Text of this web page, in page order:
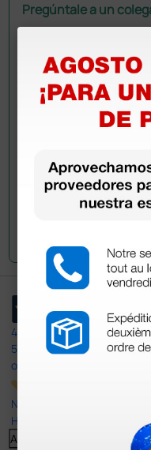
Pregúntale a un
información?
Envía ahora mismo
han adquirido este
4,4
597
opiniones
Nuestras reseñas de 4 y 5
Haga clic aquí para leerlos
Anterior